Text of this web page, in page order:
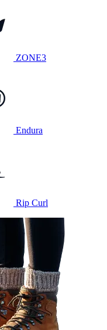
ZONE3
Endura
Rip Curl